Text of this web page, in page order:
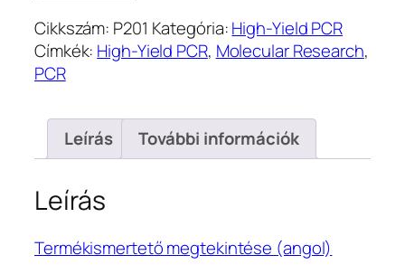
Polymerase
(P201)
mennyiség
Cikkszám: P201 Kategória:High-Yield PCR
Címkék: High-Yield PCR, Molecular Research,
PCR
Leírás További információk
Leírás
Termékismertető megtekintése (angol)